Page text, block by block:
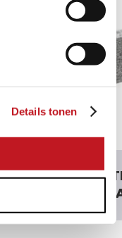
Details tonen